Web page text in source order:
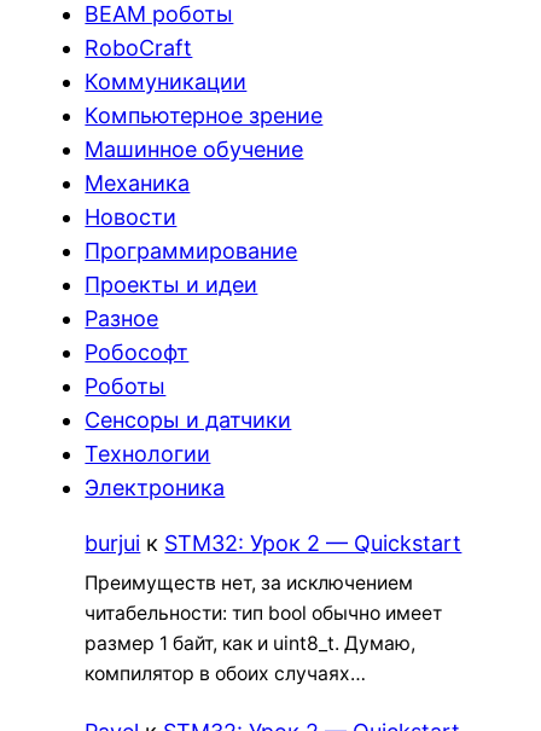
BEAM роботы
RoboCraft
Коммуникации
Компьютерное зрение
Машинное обучение
Механика
Новости
Программирование
Проекты и идеи
Разное
Робософт
Роботы
Сенсоры и датчики
Технологии
Электроника
burjui к STM32: Урок 2 — Quickstart
Преимуществ нет, за исключением
читабельности: тип bool обычно имеет
размер 1 байт, как и uint8_t. Думаю,
компилятор в обоих случаях…